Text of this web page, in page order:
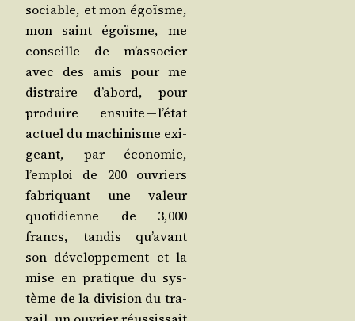
sociable, et mon égoïsme,
mon saint égoïsme, me
conseille de m’as­so­cier
avec des amis pour me
dis­traire d’a­bord, pour
pro­duire ensuite — l’é­tat
actuel du machi­nisme exi­
geant, par éco­no­mie,
l’emploi de 200 ouvriers
fabri­quant une valeur
quo­ti­dienne de 3,000
francs, tan­dis qu’a­vant
son déve­lop­pe­ment et la
mise en pra­tique du sys­
tème de la divi­sion du tra­